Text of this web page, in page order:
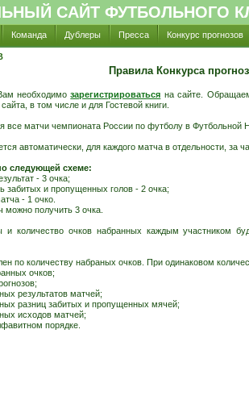
САЙТ ФУТБОЛЬНОГО
Команда Дублеры Пресса Конкурс прогнозов
Правила Конкурса
необходимозарегистрироваться на сайте.
в том числе и для Гостевой книги.
все матчи чемпионата России по футболу в Футбольной
автоматически, для каждого матча в отдельности, за
следующей схеме:
- 3 очка;
забитых и пропущенных голов - 2 очка;
- 1 очко.
можно получить 3 очка.
количество очков набранных каждым участником
по количеству набраных очков. При одинаковом
очков;
результатов матчей;
разниц забитых и пропущенных мячей;
исходов матчей;
порядке.